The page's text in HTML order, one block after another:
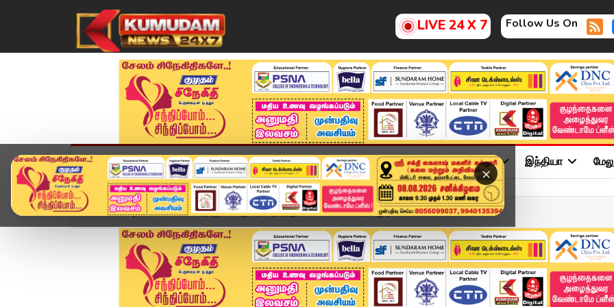
LIVE 24 X 7 Follow Us On
×
முகப்பு விளையாட்டு அண்மை தமிழ்நாடு சினிமா அரசியல் விளையாட்டு இந்தியா
Home வீடியோ ஸ்டோரி திருப்பரங்குன்றம் தீபத்தூண் விவகாரம் ஏற்க முடிய...